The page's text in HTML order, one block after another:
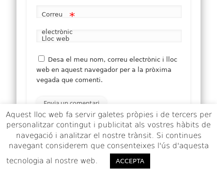
Correu
electrònic
*
Lloc web
Desa el meu nom, correu electrònic i lloc
web en aquest navegador per a la pròxima
vegada que comenti.
Aquest lloc utilitza Akismet per reduir els comentaris
brossa. Apreneu com es processen les dades dels
comentaris.
Aquest lloc web fa servir galetes pròpies i de tercers per
personalitzar contingut i publicitat als vostres hàbits de
navegació i analitzar el nostre trànsit. Si continues
navegant considerem que consenteixes l'ús d'aquesta
tecnologia al nostre web.
ACCEPTA